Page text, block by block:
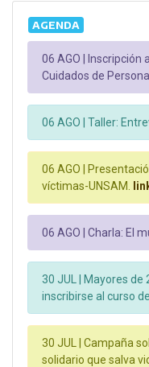
AGENDA
06 AGO | Inscripción
Cuidados de
06 AGO | Taller:
06 AGO |
víctimas-UNSAM.
06 AGO | Charla: El
30 JUL | Mayores de
inscribirse al curso
30 JUL | Campaña
solidario que salva